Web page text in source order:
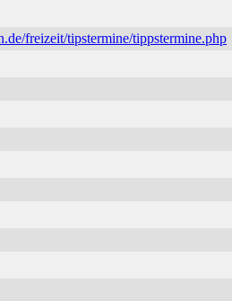
freizeit/tipstermine/tippstermine.php